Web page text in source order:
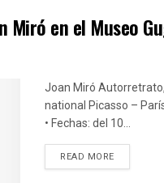
Miró en el Museo
Joan Miró
national Picasso –
• Fechas: del 10...
READ MOREDETAILS